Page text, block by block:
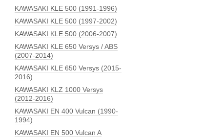
KAWASAKI KLE 500 (1991-1996)
KAWASAKI KLE 500 (1997-2002)
KAWASAKI KLE 500 (2006-2007)
KAWASAKI KLE 650 Versys / ABS
(2007-2014)
KAWASAKI KLE 650 Versys (2015-
2016)
KAWASAKI KLZ 1000 Versys
(2012-2016)
KAWASAKI EN 400 Vulcan (1990-
1994)
KAWASAKI EN 500 Vulcan A